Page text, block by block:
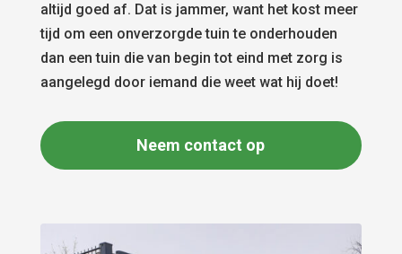
altijd goed af. Dat is jammer, want het kost meer
tijd om een onverzorgde tuin te onderhouden
dan een tuin die van begin tot eind met zorg is
aangelegd door iemand die weet wat hij doet!
Neem contact op